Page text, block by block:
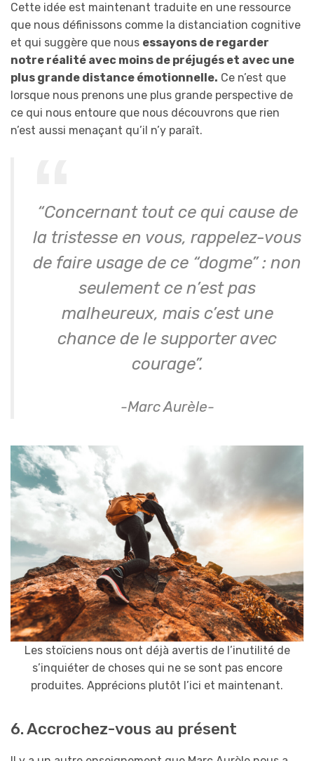
Cette idée est maintenant traduite en une ressource
que nous définissons comme la distanciation cognitive
et qui suggère que nous essayons de regarder
notre réalité avec moins de préjugés et avec une
plus grande distance émotionnelle. Ce n’est que
lorsque nous prenons une plus grande perspective de
ce qui nous entoure que nous découvrons que rien
n’est aussi menaçant qu’il n’y paraît.
“Concernant tout ce qui cause de
la tristesse en vous, rappelez-vous
de faire usage de ce “dogme” : non
seulement ce n’est pas
malheureux, mais c’est une
chance de le supporter avec
courage”.
-Marc Aurèle-
Les stoïciens nous ont déjà avertis de l’inutilité de
s’inquiéter de choses qui ne se sont pas encore
produites. Apprécions plutôt l’ici et maintenant.
6. Accrochez-vous au présent